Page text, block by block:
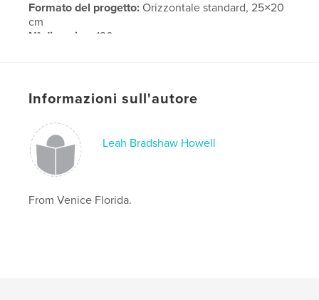
Formato del progetto:Orizzontale standard, 25×20
cm
N° di pagine: 120
,Informazioni sull'autore
Leah Bradshaw Howell
From Venice Florida.